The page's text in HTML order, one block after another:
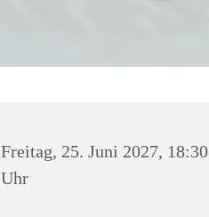
Freitag, 25. Juni 2027, 18:30
Uhr